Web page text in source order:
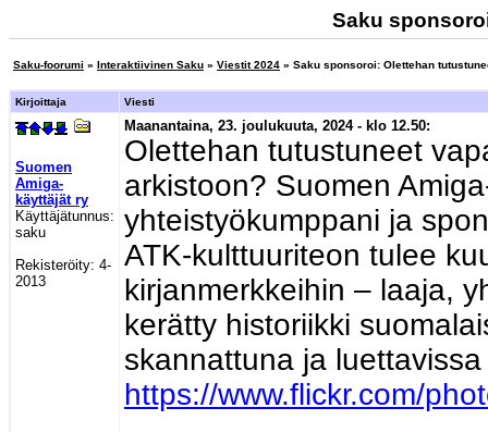
Saku
Saku-foorumi » Interaktiivinen Saku » Viestit 2024 » Saku sponsoroi: Olettehan
Kirjoittaja Viesti
Suomen
Amiga-
käyttäjät ry
Käyttäjätunnus:
saku
Rekisteröity: 4-
2013
Maanantaina, 23. joulukuuta, 2024 - klo 12.50:
Olettehan tutustuneet
arkistoon? Suomen
yhteistyökumppani ja
ATK-kulttuuriteon tulee
kirjanmerkkeihin – laaja,
kerätty historiikki
skannattuna ja
https://www.flickr.com/